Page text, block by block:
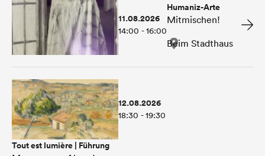
11.08.2026
14:00 - 16:00
Humaniz-Arte
Mitmischen!
Beim Stadthaus
12.08.2026
18:30 - 19:30
Tout est lumière | Führung